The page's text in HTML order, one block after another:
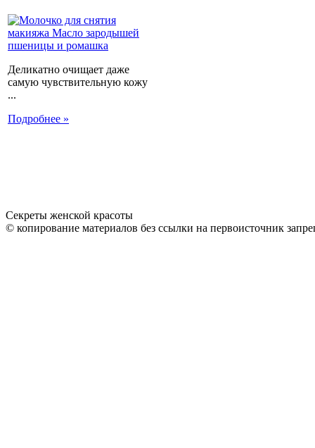
Деликатно очищает даже
самую чувствительную кожу
...
Подробнее »
Секреты женской красоты
© копирование материалов без ссылки на первоисточник